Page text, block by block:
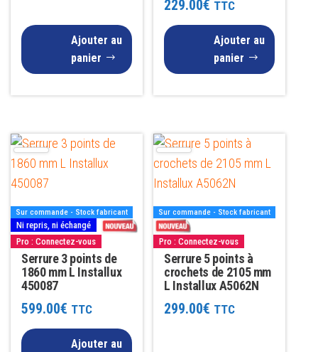
Ajouter au
panier
229.00€ TTC
Ajouter au
panier
Sur commande - Stock fabricant
Ni repris, ni échangé
Pro : Connectez-vous
Serrure 3 points de
1860 mm L Installux
450087
599.00€ TTC
Ajouter au
Sur commande - Stock fabricant
Pro : Connectez-vous
Serrure 5 points à
crochets de 2105 mm
L Installux A5062N
299.00€ TTC